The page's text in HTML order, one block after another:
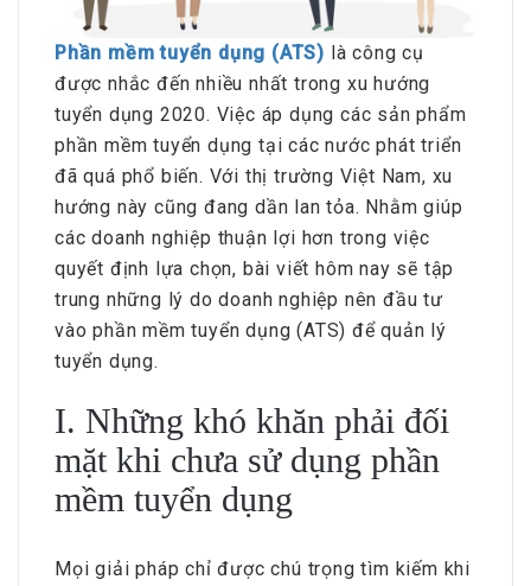
Phần mềm tuyển dụng (ATS) là công cụ
được nhắc đến nhiều nhất trong xu hướng
tuyển dụng 2020. Việc áp dụng các sản phẩm
phần mềm tuyển dụng tại các nước phát triển
đã quá phổ biến. Với thị trường Việt Nam, xu
hướng này cũng đang dần lan tỏa. Nhằm giúp
các doanh nghiệp thuận lợi hơn trong việc
quyết định lựa chọn, bài viết hôm nay sẽ tập
trung những lý do doanh nghiệp nên đầu tư
vào phần mềm tuyển dụng (ATS) để quản lý
tuyển dụng.
I. Những khó khăn phải đối
mặt khi chưa sử dụng phần
mềm tuyển dụng
Mọi giải pháp chỉ được chú trọng tìm kiếm khi